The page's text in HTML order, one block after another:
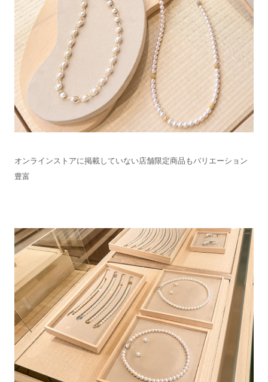
オンラインストアに掲載していない店舗限定商品もバリエーション
豊富